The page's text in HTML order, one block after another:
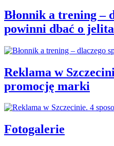
Błonnik a trening –
powinni dbać o
Reklama w
promocję marki
Fotogalerie